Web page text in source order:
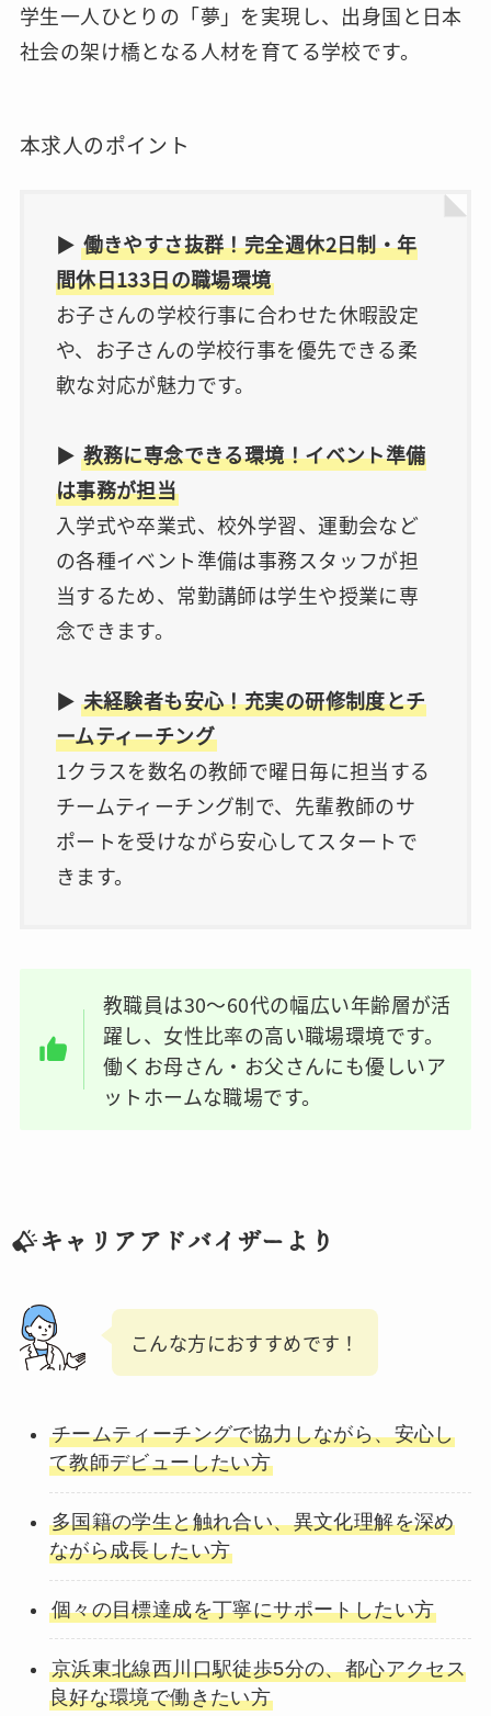
学生一人ひとりの「夢」を実現し、出身国と日本
社会の架け橋となる人材を育てる学校です。
本求人のポイント
▶︎ 働きやすさ抜群！完全週休2日制・年
間休日133日の職場環境
お子さんの学校行事に合わせた休暇設定
や、お子さんの学校行事を優先できる柔
軟な対応が魅力です。
▶︎ 教務に専念できる環境！イベント準備
は事務が担当
入学式や卒業式、校外学習、運動会など
の各種イベント準備は事務スタッフが担
当するため、常勤講師は学生や授業に専
念できます。
▶︎ 未経験者も安心！充実の研修制度とチ
ームティーチング
1クラスを数名の教師で曜日毎に担当する
チームティーチング制で、先輩教師のサ
ポートを受けながら安心してスタートで
きます。
教職員は30～60代の幅広い年齢層が活
躍し、女性比率の高い職場環境です。
働くお母さん・お父さんにも優しいア
ットホームな職場です。
キャリアアドバイザーより
こんな方におすすめです！
チームティーチングで協力しながら、安心し
て教師デビューしたい方
多国籍の学生と触れ合い、異文化理解を深め
ながら成長したい方
個々の目標達成を丁寧にサポートしたい方
京浜東北線西川口駅徒歩5分の、都心アクセス
良好な環境で働きたい方